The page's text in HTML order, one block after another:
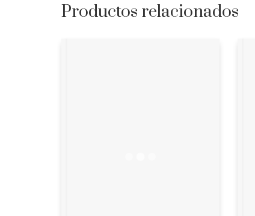
Productos relacionados